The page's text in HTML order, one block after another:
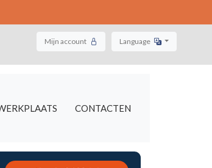
Mijn account Language
CONTACTEN